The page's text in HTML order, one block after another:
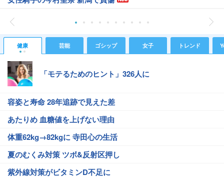
健康 芸能 ゴシップ 女子 トレンド
「モテるためのヒント」326人に
容姿と寿命 28年追跡で見えた差
あたりめ 血糖値を上げない理由
体重62kg→82kgに 寺田心の生活
夏のむくみ対策 ツボ&反射区押し
紫外線対策がビタミンD不足に